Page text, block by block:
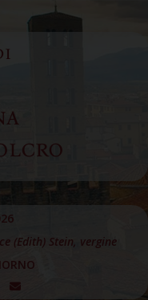
(Edith) Stein, vergine